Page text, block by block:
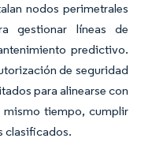
nodos perimetrales
gestionar líneas de
predictivo.
de seguridad
para alinearse con
mismo tiempo, cumplir
clasificados.